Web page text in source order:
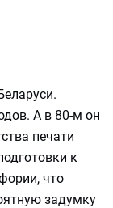
А в 80-м он
печати
к
что
задумку